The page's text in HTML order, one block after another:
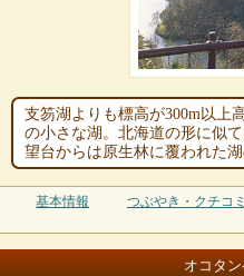
支笏湖よりも標高が300m以上
の小さな湖。北海道の形に似
望台からは原生林に覆われた
基本情報 つぶやき・クチコミ
オコタ